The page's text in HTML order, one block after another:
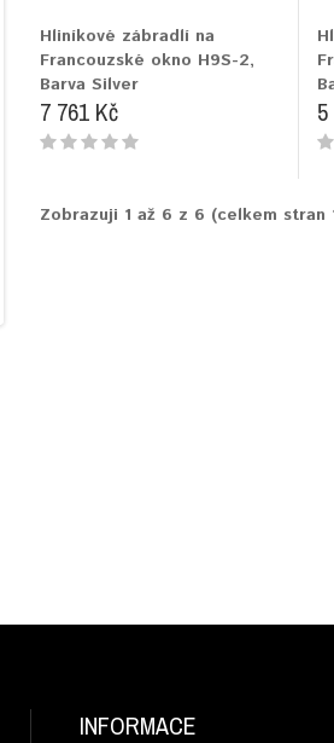
Hliníkové zábradlí na
Francouzské okno H9S-2,
Barva Silver
7 761 Kč
Zobrazuji 1 až 6 z 6 (celkem stran
INFORMACE